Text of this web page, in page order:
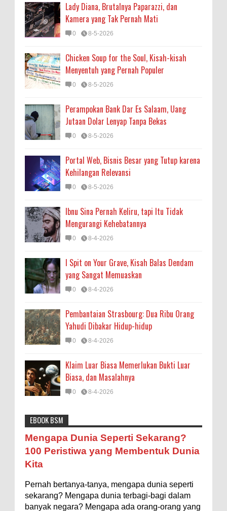
Lady Diana, Brutalnya Paparazzi, dan
Kamera yang Tak Pernah Mati
0 8-5-2026
Chicken Soup for the Soul, Kisah-kisah
Menyentuh yang Pernah Populer
0 8-5-2026
Perampokan Bank Dar Es Salaam, Uang
Jutaan Dolar Lenyap Tanpa Bekas
0 8-5-2026
Portal Web, Bisnis Besar yang Tutup karena
Kehilangan Relevansi
0 8-5-2026
Ibnu Sina Pernah Keliru, tapi Itu Tidak
Mengurangi Kehebatannya
0 8-4-2026
I Spit on Your Grave, Kisah Balas Dendam
yang Sangat Memuaskan
0 8-4-2026
Pembantaian Strasbourg: Dua Ribu Orang
Yahudi Dibakar Hidup-hidup
0 8-4-2026
Klaim Luar Biasa Memerlukan Bukti Luar
Biasa, dan Masalahnya
0 8-4-2026
Astronomi Biologi Budaya Buku
Bumi
Entertainment
Fakta & Statistik Fauna
Filsafat
Flora
Internasional
Internet Iptek
Istilah Ilmiah
Makanan & Minuman
Misteri Mitologi
Nature
Mengapa Negara Miskin Tidak Mencetak
Uang yang Banyak saja biar Kaya?
Ilustrasi/istimewa Jawaban untuk pertanyaan itu
Ukuran 1 Kaki itu Berapa Meter?
Ilustrasi/ginersnow.com Di Inggris dan Amerika,
EBOOK BSM
Mengapa Dunia Seperti Sekarang?
100 Peristiwa yang Membentuk Dunia
Kita
Pernah bertanya-tanya, mengapa dunia seperti
sekarang? Mengapa dunia terbagi-bagi dalam
banyak negara? Mengapa ada orang-orang yang